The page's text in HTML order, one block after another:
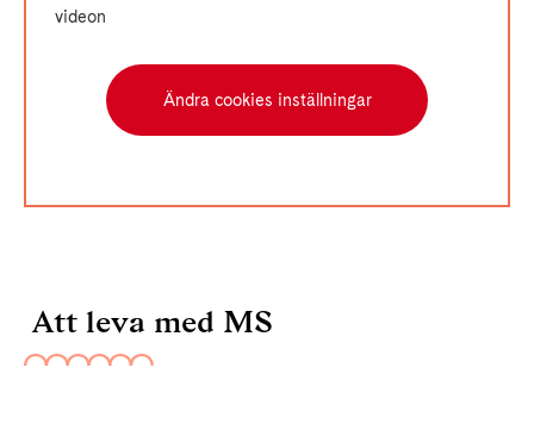
videon
Ändra cookies inställningar
Att leva med MS